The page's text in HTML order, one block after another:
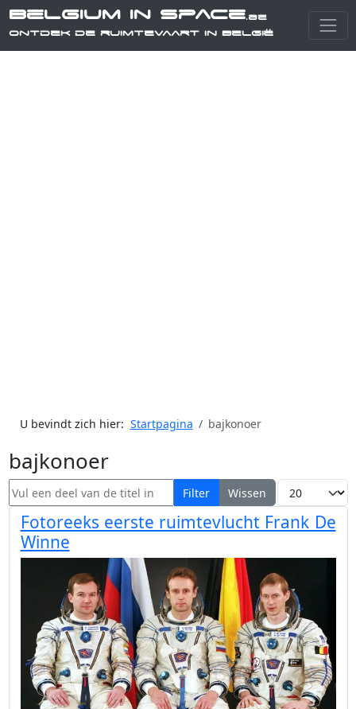
Belgium in Space.be
Ontdek de ruimtevaart in België
U bevindt zich hier: Startpagina bajkonoer
bajkonoer
Vul een deel van de titel in Filter Wissen Toon #
Fotoreeks eerste ruimtevlucht Frank De
Winne